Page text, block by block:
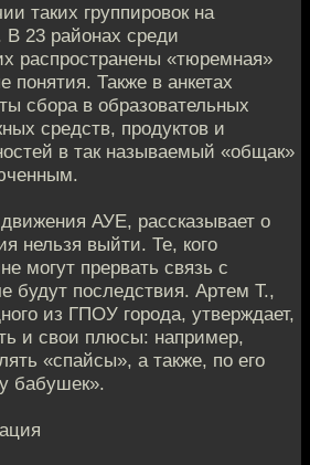
таких группировок на
В 23 районах среди
распространены «тюремная»
понятия. Также в анкетах
сбора в образовательных
средств, продуктов и
в так называемый «общак»
АУЕ, рассказывает о
нельзя выйти. Те, кого
могут прервать связь с
будут последствия. Артем Т.,
из ГПОУ города, утверждает,
и свои плюсы: например,
«спайсы», а также, по его
бабушек».